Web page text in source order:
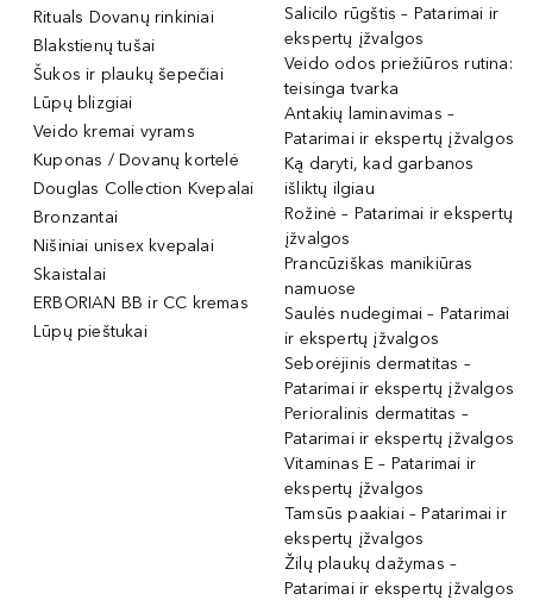
Rituals Dovanų rinkiniai
Blakstienų tušai
Šukos ir plaukų šepečiai
Lūpų blizgiai
Veido kremai vyrams
Kuponas / Dovanų kortelė
Douglas Collection Kvepalai
Bronzantai
Nišiniai unisex kvepalai
Skaistalai
ERBORIAN BB ir CC kremas
Lūpų pieštukai
Salicilo rūgštis – Patarimai ir
ekspertų įžvalgos
Veido odos priežiūros rutina:
teisinga tvarka
Antakių laminavimas –
Patarimai ir ekspertų įžvalgos
Ką daryti, kad garbanos
išliktų ilgiau
Rožinė – Patarimai ir ekspertų
įžvalgos
Prancūziškas manikiūras
namuose
Saulės nudegimai – Patarimai
ir ekspertų įžvalgos
Seborėjinis dermatitas –
Patarimai ir ekspertų įžvalgos
Perioralinis dermatitas –
Patarimai ir ekspertų įžvalgos
Vitaminas E – Patarimai ir
ekspertų įžvalgos
Tamsūs paakiai – Patarimai ir
ekspertų įžvalgos
Žilų plaukų dažymas –
Patarimai ir ekspertų įžvalgos